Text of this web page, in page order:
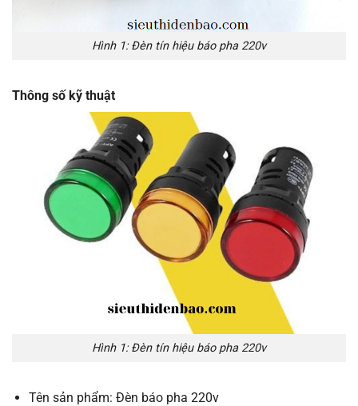
Hình 1: Đèn tín hiệu báo pha 220v
Thông số kỹ thuật
Hình 1: Đèn tín hiệu báo pha 220v
Tên sản phẩm: Đèn báo pha 220v